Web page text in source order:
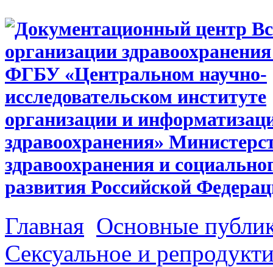
Главная Основные
Сексуальное и